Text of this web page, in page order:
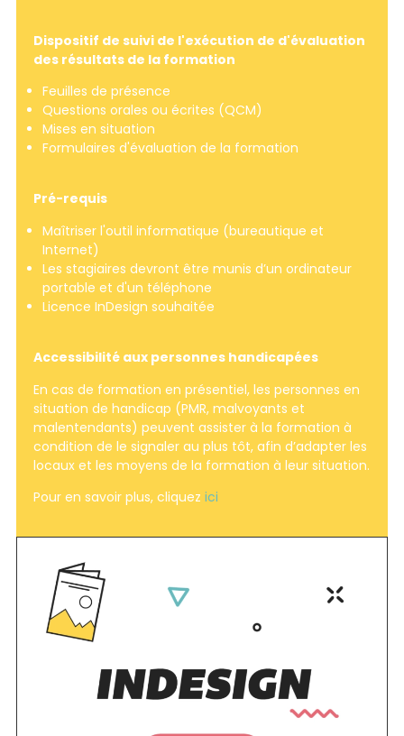
Dispositif de suivi de l'exécution de d'évaluation
des résultats de la formation
Feuilles de présence
Questions orales ou écrites (QCM)
Mises en situation
Formulaires d'évaluation de la formation
Pré-requis
Maîtriser l'outil informatique (bureautique et
Internet)
Les stagiaires devront être munis d’un ordinateur
portable et d'un téléphone
Licence InDesign souhaitée
Accessibilité aux personnes handicapées
En cas de formation en présentiel, les personnes en
situation de handicap (PMR, malvoyants et
malentendants) peuvent assister à la formation à
condition de le signaler au plus tôt, afin d’adapter les
locaux et les moyens de la formation à leur situation.
Pour en savoir plus, cliquez ici